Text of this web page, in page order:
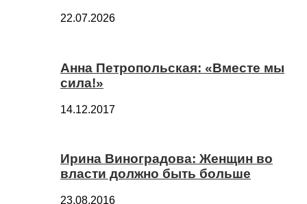
22.07.2026
Анна Петропольская: «Вместе мы
сила!»
14.12.2017
Ирина Виноградова: Женщин во
власти должно быть больше
23.08.2016